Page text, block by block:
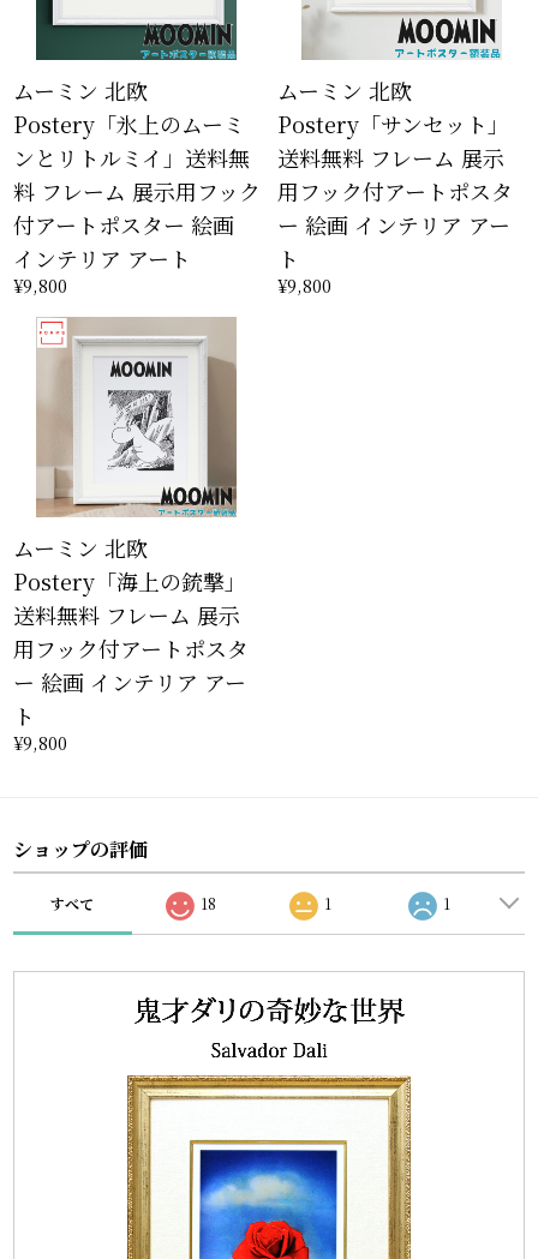
ムーミン 北欧
Postery「氷上のムーミ
ンとリトルミイ」送料無
料 フレーム 展示用フック
付アートポスター 絵画
インテリア アート
¥9,800
ムーミン 北欧
Postery「サンセット」
送料無料 フレーム 展示
用フック付アートポスタ
ー 絵画 インテリア アー
ト
¥9,800
ムーミン 北欧
Postery「海上の銃撃」
送料無料 フレーム 展示
用フック付アートポスタ
ー 絵画 インテリア アー
ト
¥9,800
ショップの評価
すべて 18 1 1